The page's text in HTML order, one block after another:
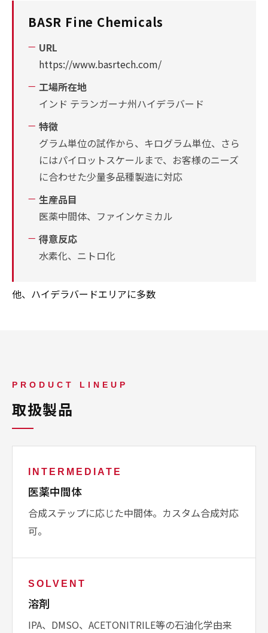
BASR Fine Chemicals
URL
https://www.basrtech.com/
工場所在地
インド テランガーナ州ハイデラバード
特徴
グラム単位の試作から、キログラム単位、さら
にはパイロットスケールまで、お客様のニーズ
に合わせた少量多品種製造に対応
生産品目
医薬中間体、ファインケミカル
得意反応
水素化、ニトロ化
他、ハイデラバードエリアに多数
PRODUCT LINEUP
取扱製品
INTERMEDIATE
医薬中間体
合成ステップに応じた中間体。カスタム合成対応
可。
SOLVENT
溶剤
IPA、DMSO、ACETONITRILE等の石油化学由来